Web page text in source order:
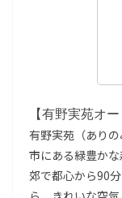
【有野実苑オ
有野実苑（あり
市にある緑豊か
郊で都心から90